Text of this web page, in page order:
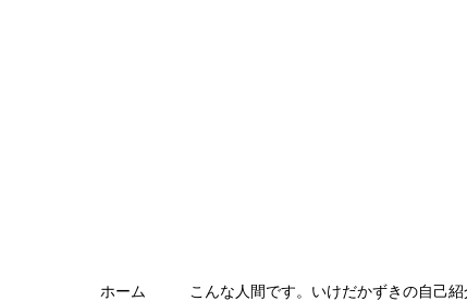
ホーム こんな人間です。いけだかずきの自己紹